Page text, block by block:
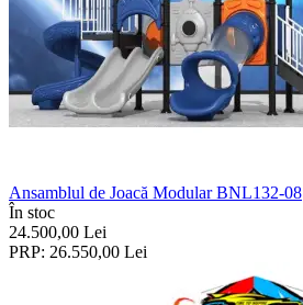
Ansamblul de Joacă Modular BNL132-08
În stoc
24.500,00 Lei
PRP: 26.550,00 Lei